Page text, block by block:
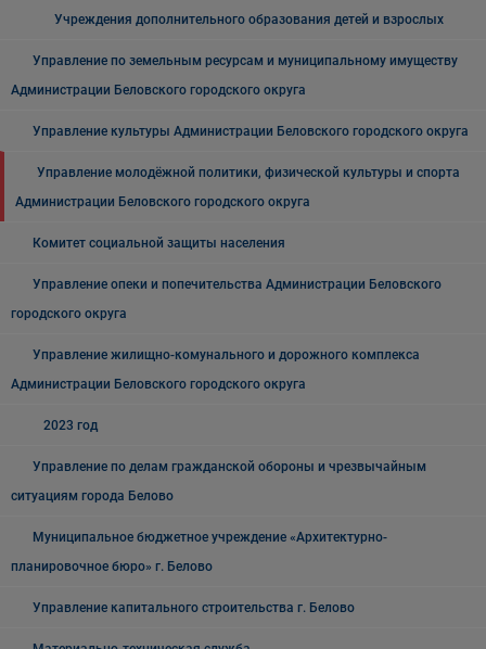
Учреждения дополнительного образования детей и взрослых
Управление по земельным ресурсам и муниципальному имуществу
Администрации Беловского городского округа
Управление культуры Администрации Беловского городского округа
Управление молодёжной политики, физической культуры и спорта
Администрации Беловского городского округа
Комитет социальной защиты населения
Управление опеки и попечительства Администрации Беловского
городского округа
Управление жилищно-комунального и дорожного комплекса
Администрации Беловского городского округа
2023 год
Управление по делам гражданской обороны и чрезвычайным
ситуациям города Белово
Муниципальное бюджетное учреждение «Архитектурно-
планировочное бюро» г. Белово
Управление капитального строительства г. Белово